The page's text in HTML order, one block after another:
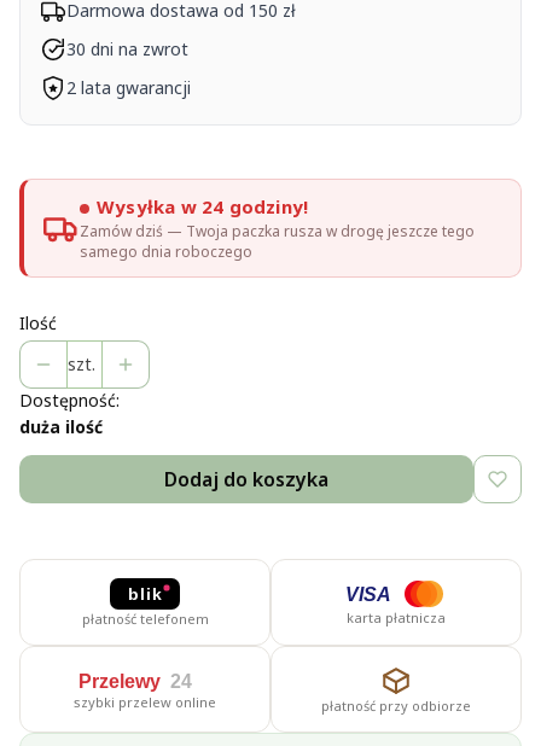
Darmowa dostawa od 150 zł
30 dni na zwrot
2 lata gwarancji
Wysyłka w 24 godziny!
Zamów dziś — Twoja paczka rusza w drogę jeszcze tego
samego dnia roboczego
Ilość
szt.
Dostępność:
duża ilość
Dodaj do koszyka
blik
płatność telefonem
VISA
karta płatnicza
Przelewy 24
szybki przelew online płatność przy odbiorze